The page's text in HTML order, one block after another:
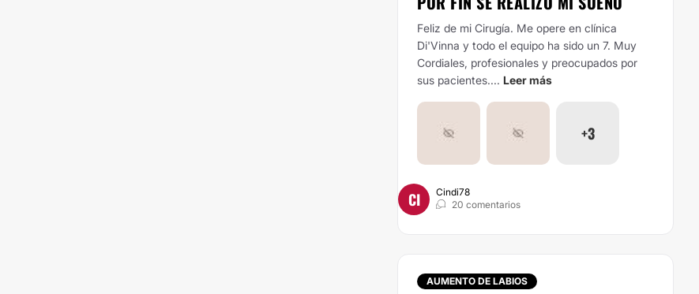
Feliz de mi Cirugía. Me opere en clínica
Di'Vinna y todo el equipo ha sido un 7. Muy
Cordiales, profesionales y preocupados por
sus pacientes.... Leer más
+3
CI
Cindi78
20 comentarios
AUMENTO DE LABIOS